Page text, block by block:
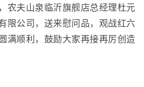
农夫山泉临沂旗舰店总经理杜元
限公司，送来慰问品，观战红六
满顺利，鼓励大家再接再厉创造